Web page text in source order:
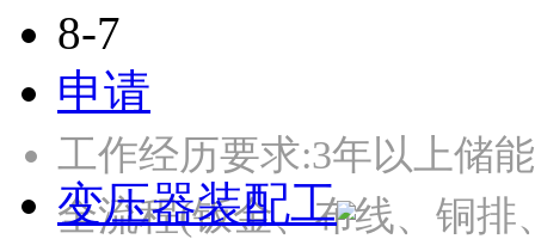
8-7
申请
工作经历要求:3年以上储
全流程(钣金、布线、铜
变压器装配工